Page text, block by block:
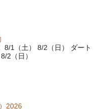
8/1（土） 8/2（日） ダート
2（日）
2026